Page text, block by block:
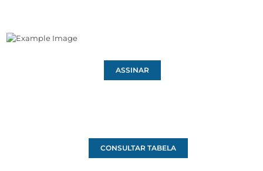
ASSINAR
CONSULTAR TABELA